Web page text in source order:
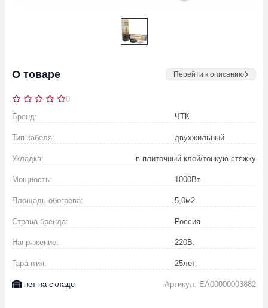
О товаре Перейти к описанию
0
Бренд:
ЧТК
Тип кабеля: двухжильный
Укладка: в плиточный клей/тонкую стяжку
Мощность: 1000Вт.
Площадь обогрева: 5,0м2.
Страна бренда: Россия
Напряжение: 220В.
Гарантия: 25лет.
нет на складе Артикул: EA00000003882